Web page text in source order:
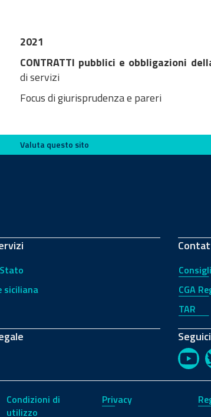
2021
CONTRATTI pubblici e obbligazioni
di servizi
Focus di giurisprudenza e pareri
Valuta questo sito
siciliana
CGA
TAR
Condizioni di
utilizzo
Privacy